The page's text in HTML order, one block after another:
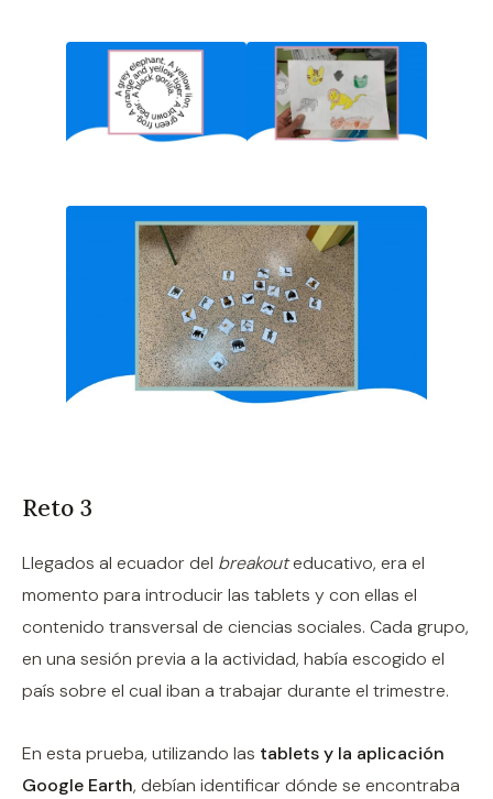
Reto 3
Llegados al ecuador del breakouteducativo, era el
momento para introducir las tablets y con ellas el
contenido transversal de ciencias sociales. Cada grupo,
en una sesión previa a la actividad, había escogido el
país sobre el cual iban a trabajar durante el trimestre.
En esta prueba, utilizando las tablets y la aplicación
Google Earth, debían identificar dónde se encontraba